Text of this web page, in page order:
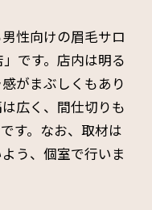
性向けの眉毛サロ
です。店内は明る
がまぶしくもあり
広く、間仕切りも
す。なお、取材は
う、個室で行いま